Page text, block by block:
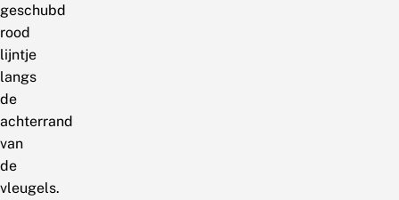
geschubd
rood
lijntje
langs
de
achterrand
van
de
vleugels.